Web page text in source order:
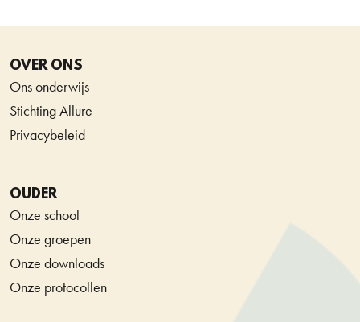
OVER ONS
Ons onderwijs
Stichting Allure
Privacybeleid
OUDER
Onze school
Onze groepen
Onze downloads
Onze protocollen